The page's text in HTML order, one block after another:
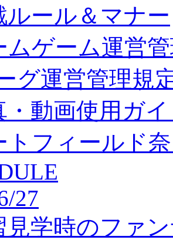
ルール＆マナー
ムゲーム運営
グ運営管理規
・動画使用ガ
トフィールド
27
見学時のファ